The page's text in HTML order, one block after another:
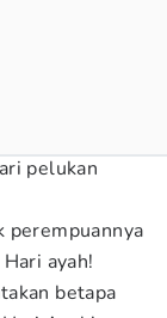
pelukan
perempuannya
ayah!
betapa